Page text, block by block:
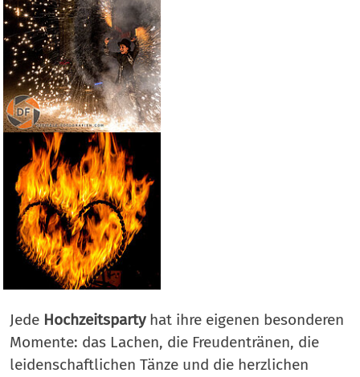
Jede Hochzeitspartyhat ihre eigenen besonderen
Momente: das Lachen, die Freudentränen, die
leidenschaftlichen Tänze und die herzlichen